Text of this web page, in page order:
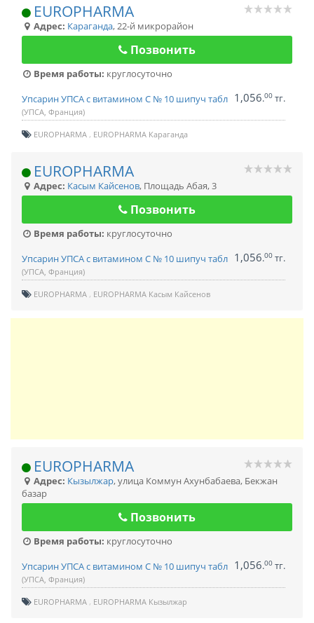
EUROPHARMA
Адрес: Караганда,22-й микрорайон
Позвонить
Время работы: круглосуточно
Упсарин УПСА с витамином С № 10 шипуч табл
(УПСА, Франция)
1,056.00 тг.
EUROPHARMA EUROPHARMA Караганда
EUROPHARMA
Адрес: Касым Кайсенов, Площадь Абая, 3
Позвонить
Время работы: круглосуточно
Упсарин УПСА с витамином С № 10 шипуч табл
(УПСА, Франция)
1,056.00 тг.
EUROPHARMA EUROPHARMA Касым Кайсенов
EUROPHARMA
Адрес: Кызылжар,улица Коммун Ахунбабаева, Бекжан
базар
Позвонить
Время работы: круглосуточно
Упсарин УПСА с витамином С № 10 шипуч табл
(УПСА, Франция)
1,056.00 тг.
EUROPHARMA EUROPHARMA Кызылжар